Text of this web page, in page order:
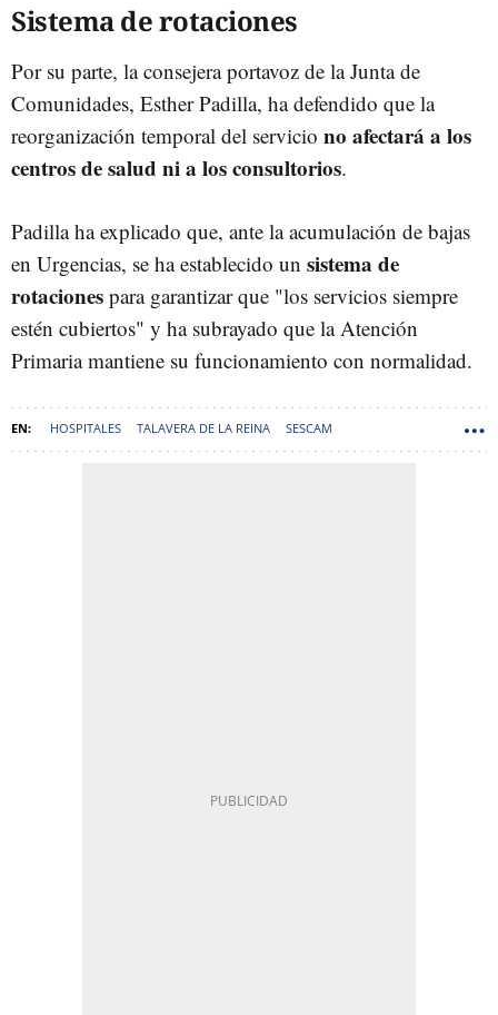
Sistema de rotaciones
Por su parte, la consejera portavoz de la Junta de
Comunidades, Esther Padilla, ha defendido que la
reorganización temporal del servicio no afectará a los
centros de salud ni a los consultorios.
Padilla ha explicado que, ante la acumulación de bajas
en Urgencias, se ha establecido un sistema de
rotaciones para garantizar que "los servicios siempre
estén cubiertos" y ha subrayado que la Atención
Primaria mantiene su funcionamiento con normalidad.
HOSPITALES TALAVERA DE LA REINA SESCAM